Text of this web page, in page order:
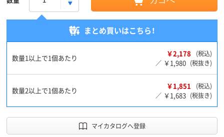
まとめ買いはこちら！
数量1以上で1個あたり ￥2,178
(税込)
／ ￥1,980 (税抜き)
数量2以上で1個あたり ￥1,851
(税込)
／ ￥1,683 (税抜き)
マイカタログへ登録